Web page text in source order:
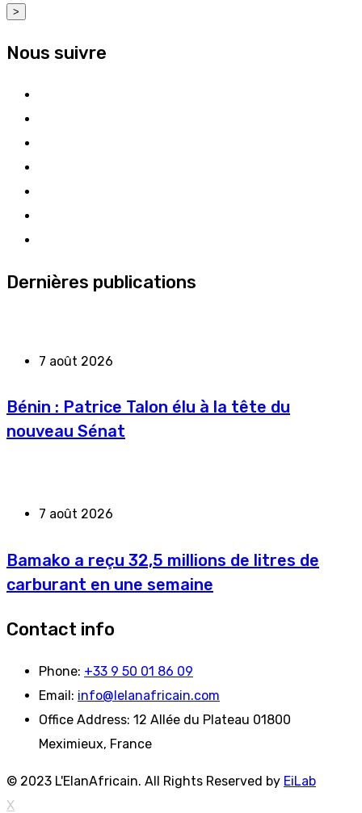
>
Nous suivre
Dernières publications
7 août 2026
Bénin : Patrice Talon élu à la tête du
nouveau Sénat
7 août 2026
Bamako a reçu 32,5 millions de litres de
carburant en une semaine
Contact info
Phone: +33 9 50 01 86 09
Email: info@lelanafricain.com
Office Address: 12 Allée du Plateau 01800
Meximieux, France
© 2023 L'ElanAfricain. All Rights Reserved by EiLab
X